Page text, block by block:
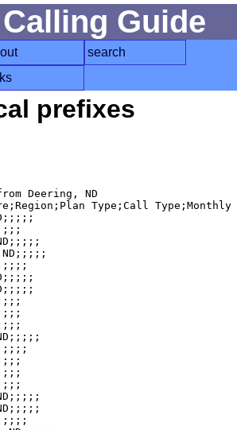
Guide
search
prefixes
Deering, ND
Type;Call